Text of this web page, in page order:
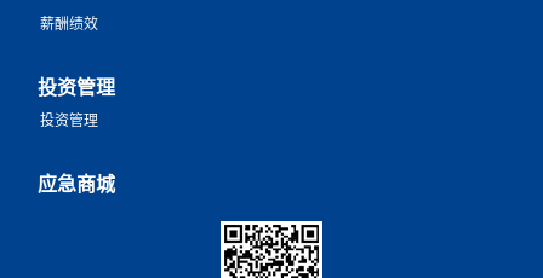
薪酬绩效
投资管理
投资管理
应急商城